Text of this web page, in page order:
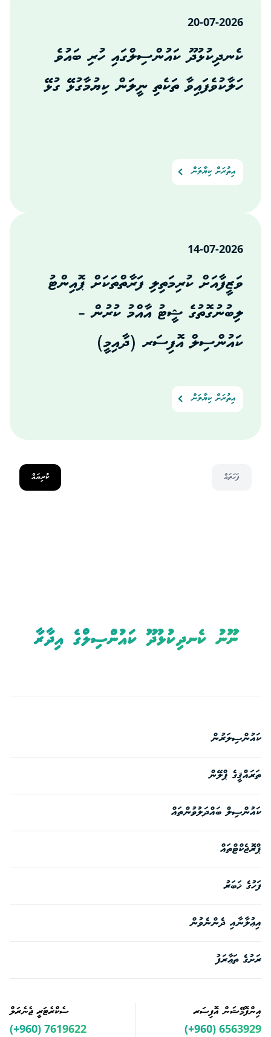
20-07-2026
ކެނދިކުޅުދޫ ކައުންސިލްގައި ހުރި ބައުވެ
ހަލާކުވެފައިވާ ތަކެތި ނީލަން ކިޔުމާގުޅޭ ގުޅޭ
އިތުރަށް ކިޔާލަން
14-07-2026
ވަޒީފާއަށް ކުރިމަތިލި ފަރާތްތަކަށް ޕޮއިންޓު
ލިބުނުގޮތުގެ ޝީޓު އާއްމު ކުރުން –
ކައުންސިލް އޮފިސަރ (ދާއިމީ)
އިތުރަށް ކިޔާލަން
ފަހަތައް ކުރިޔައް
ނޫނު ކެނދިކުޅުދޫ ކައުންސިލްގެ އިދާރާ
ކައުންސިލަރުން
ތަރައްޤީގެ ޕްލޭން
ކައުންސިލް ބައްދަލުވުންތައް
ޕްރޮޖެކްޓްތައް
ފަހުގެ ޚަބަރު
އިޢުލާނާއި ދެންނެވުން
ރަށުގެ ތަޢާރަފު
އިންފޮމޭޝަން އޮފިސަރ
(+960) 6563929
ސެކްރެޓަރީ ޖެނެރަލް
(+960) 7619622